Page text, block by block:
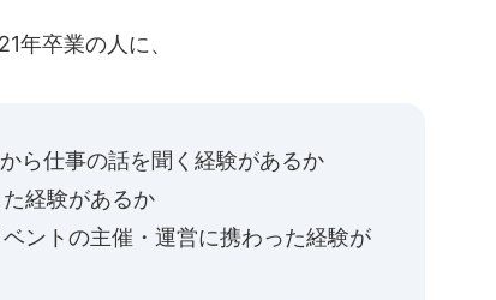
年卒業の人に、
ら仕事の話を聞く経験があるか
経験があるか
ントの主催・運営に携わった経験が